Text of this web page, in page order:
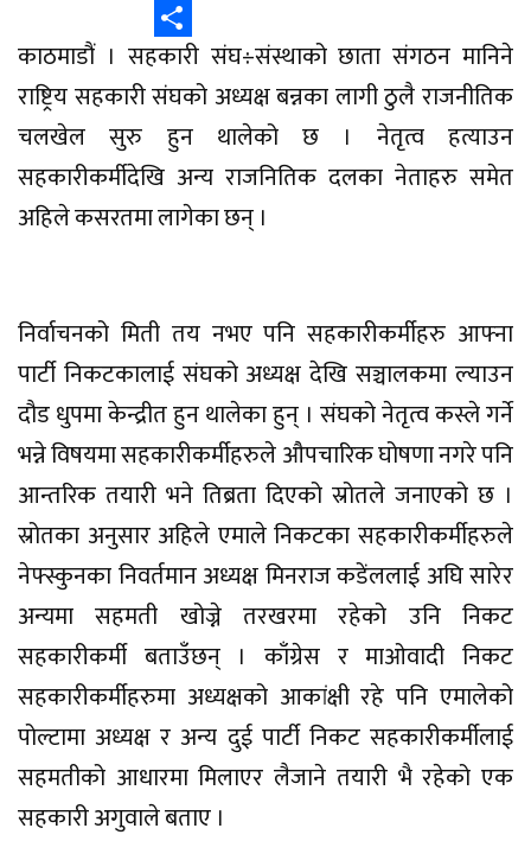
Skype
Share
काठमाडौं । सहकारी संघ÷संस्थाको छाता संगठन मानिने
राष्ट्रिय सहकारी संघको अध्यक्ष बन्नका लागी ठुलै राजनीतिक
चलखेल सुरु हुन थालेको छ । नेतृत्व हत्याउन
सहकारीकर्मीदेखि अन्य राजनितिक दलका नेताहरु समेत
अहिले कसरतमा लागेका छन् ।
निर्वाचनको मिती तय नभए पनि सहकारीकर्मीहरु आफ्ना
पार्टी निकटकालाई संघको अध्यक्ष देखि सञ्चालकमा ल्याउन
दौड धुपमा केन्द्रीत हुन थालेका हुन् । संघको नेतृत्व कस्ले गर्ने
भन्ने विषयमा सहकारीकर्मीहरुले औपचारिक घोषणा नगरे पनि
आन्तरिक तयारी भने तिब्रता दिएको स्रोतले जनाएको छ ।
स्रोतका अनुसार अहिले एमाले निकटका सहकारीकर्मीहरुले
नेफ्स्कुनका निवर्तमान अध्यक्ष मिनराज कडेंललाई अघि सारेर
अन्यमा सहमती खोज्ने तरखरमा रहेको उनि निकट
सहकारीकर्मी बताउँछन् । काँग्रेस र माओवादी निकट
सहकारीकर्मीहरुमा अध्यक्षको आकांक्षी रहे पनि एमालेको
पोल्टामा अध्यक्ष र अन्य दुई पार्टी निकट सहकारीकर्मीलाई
सहमतीको आधारमा मिलाएर लैजाने तयारी भै रहेको एक
सहकारी अगुवाले बताए ।